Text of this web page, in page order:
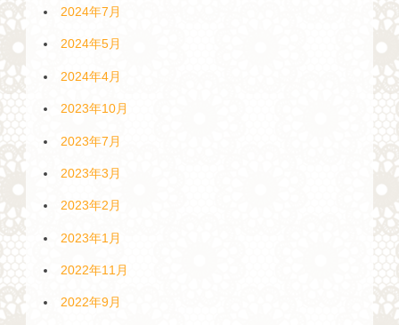
2024年7月
2024年5月
2024年4月
2023年10月
2023年7月
2023年3月
2023年2月
2023年1月
2022年11月
2022年9月